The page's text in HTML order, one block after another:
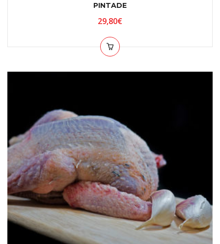
PINTADE
29,80€